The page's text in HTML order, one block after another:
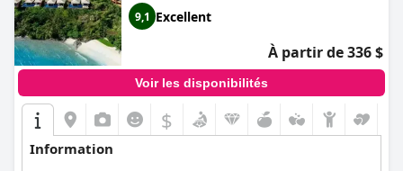
9,1 Excellent
À partir de 336 $
Voir les disponibilités
$
Information